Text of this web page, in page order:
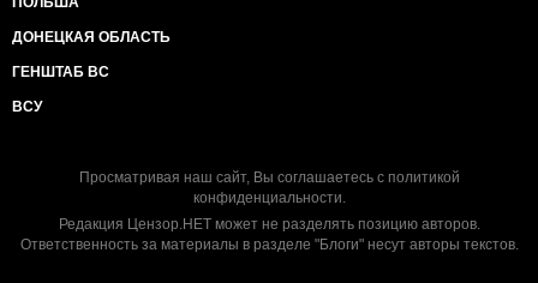
ДОНЕЦКАЯ ОБЛАСТЬ
ГЕНШТАБ ВС
ВСУ
Просматривая наш сайт, Вы соглашаетесь с политикой
конфиденциальности.
Редакция Цензор.НЕТ может не разделять позицию авторов.
Ответственность за материалы в разделе "Блоги" несут авторы текстов.